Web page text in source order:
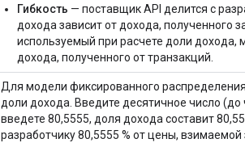
Гибкость — поставщик API делится с
дохода зависит от дохода, полученного
используемый при расчете доли дохода,
дохода, полученного от транзакций.
Для модели фиксированного
доли дохода. Введите десятичное число
введете 80,5555, доля дохода составит
разработчику 80,5555 % от цены,